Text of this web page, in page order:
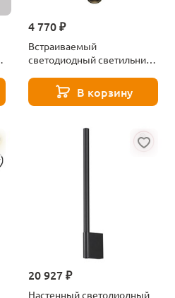
4 770 ₽
Встраиваемый
светодиодный светильник
L300-7W3K-BBSВ корзину
20 927 ₽
Настенный светодиодный